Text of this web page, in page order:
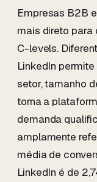
Empresas B2B
mais direto para
C-levels.
LinkedIn
setor, tamanho
torna a
demanda
amplamente
média de
LinkedIn é de